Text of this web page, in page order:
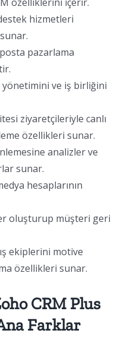
hizmetleri
pazarlama
yönetimini ve iş birliğini
ziyaretçileriyle canlı
özellikleri sunar.
analizler ve
sunar.
hesaplarının
oluşturup müşteri geri
ekiplerini motive
özellikleri sunar.
CRM Plus
Farklar